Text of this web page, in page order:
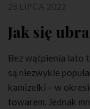
Jak się
Bez wątpienia lato
są niezwykle
kamizelki – w
towarem. Jednak